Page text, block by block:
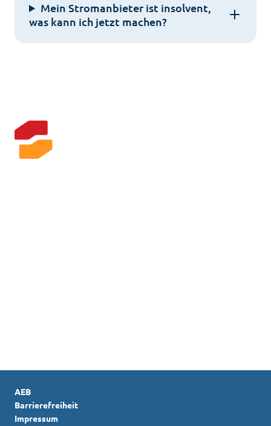
Mein Stromanbieter ist insolvent,
was kann ich jetzt machen?
AEB
Barrierefreiheit
Impressum